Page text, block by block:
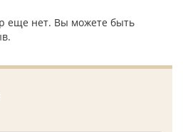
еще нет. Вы можете быть